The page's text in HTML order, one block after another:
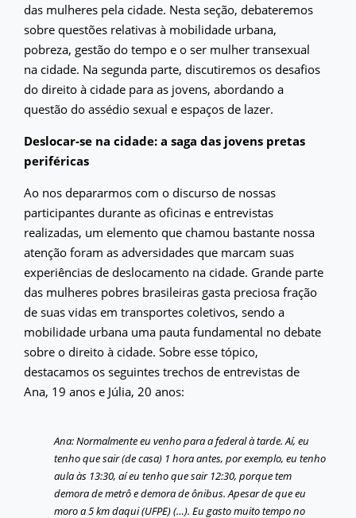
das mulheres pela cidade. Nesta seção, debateremos
sobre questões relativas à mobilidade urbana,
pobreza, gestão do tempo e o ser mulher transexual
na cidade. Na segunda parte, discutiremos os desafios
do direito à cidade para as jovens, abordando a
questão do assédio sexual e espaços de lazer.
Deslocar-se na cidade: a saga das jovens pretas
periféricas
Ao nos depararmos com o discurso de nossas
participantes durante as oficinas e entrevistas
realizadas, um elemento que chamou bastante nossa
atenção foram as adversidades que marcam suas
experiências de deslocamento na cidade. Grande parte
das mulheres pobres brasileiras gasta preciosa fração
de suas vidas em transportes coletivos, sendo a
mobilidade urbana uma pauta fundamental no debate
sobre o direito à cidade. Sobre esse tópico,
destacamos os seguintes trechos de entrevistas de
Ana, 19 anos e Júlia, 20 anos:
Ana: Normalmente eu venho para a federal à tarde. Aí, eu
tenho que sair (de casa) 1 hora antes, por exemplo, eu tenho
aula às 13:30, aí eu tenho que sair 12:30, porque tem
demora de metrô e demora de ônibus. Apesar de que eu
moro a 5 km daqui (UFPE) (…). Eu gasto muito tempo no